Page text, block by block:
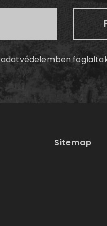
adatvédelemben
Sitemap